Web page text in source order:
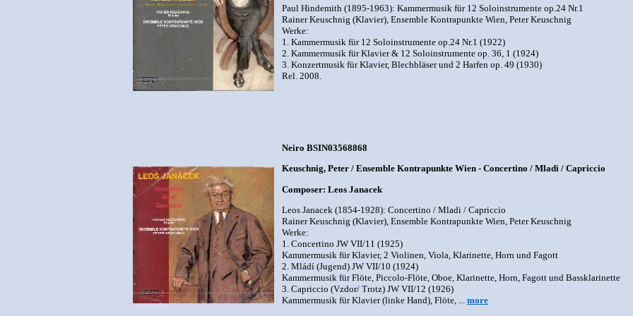
Paul Hindemith (1895-1963): Kammermusik für 12 Soloinstrumente op.24 Nr.1
Rainer Keuschnig (Klavier), Ensemble Kontrapunkte Wien, Peter Keuschnig
Werke:
1. Kammermusik für 12 Soloinstrumente op.24 Nr.1 (1922)
2. Kammermusik für Klavier & 12 Soloinstrumente op. 36, 1 (1924)
3. Konzertmusik für Klavier, Blechbläser und 2 Harfen op. 49 (1930)
Rel. 2008.
Neiro BSIN03568868
Keuschnig, Peter / Ensemble Kontrapunkte Wien - Concertino / Mladi / Capriccio
Composer: Leos Janacek
Leos Janacek (1854-1928): Concertino / Mladi / Capriccio
Rainer Keuschnig (Klavier), Ensemble Kontrapunkte Wien, Peter Keuschnig
Werke:
1. Concertino JW VII/11 (1925)
Kammermusik für Klavier, 2 Violinen, Viola, Klarinette, Horn und Fagott
2. Mládí (Jugend) JW VII/10 (1924)
Kammermusik für Flöte, Piccolo-Flöte, Oboe, Klarinette, Horn, Fagott und Bassklarinette
3. Capriccio (Vzdor/ Trotz) JW VII/12 (1926)
Kammermusik für Klavier (linke Hand), Flöte, ... more